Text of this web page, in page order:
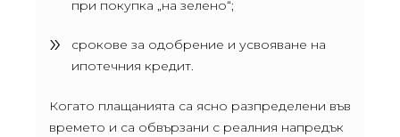
при покупка „на зелено“;
срокове за одобрение и усвояване на
ипотечния кредит.
Когато плащанията са ясно разпределени във
времето и са обвързани с реалния напредък